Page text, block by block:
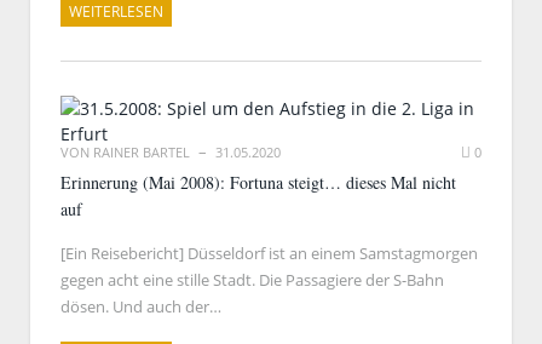
WEITERLESEN
VON RAINER BARTEL 31.05.2020 0
Erinnerung (Mai 2008): Fortuna steigt… dieses Mal nicht
auf
[Ein Reisebericht] Düsseldorf ist an einem Samstagmorgen
gegen acht eine stille Stadt. Die Passagiere der S-Bahn
dösen. Und auch der…